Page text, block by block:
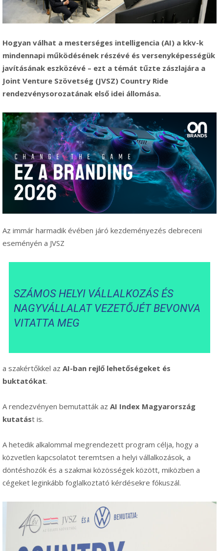
Hogyan válhat a mesterséges intelligencia (AI) a kkv-k
mindennapi működésének részévé és versenyképességük
javításának eszközévé – ezt a témát tűzte zászlajára a
Joint Venture Szövetség (JVSZ) Country Ride
rendezvénysorozatának első idei állomása.
Az immár harmadik évében járó kezdeményezés debreceni
eseményén a JVSZ
SZÁMOS HELYI VÁLLALKOZÁS ÉS
NAGYVÁLLALAT VEZETŐJÉT BEVONVA
VITATTA MEG
a szakértőkkel az AI-ban rejlő lehetőségeket és
buktatókat.
A rendezvényen bemutatták az AI Index Magyarország
kutatást is.
A hetedik alkalommal megrendezett program célja, hogy a
közvetlen kapcsolatot teremtsen a helyi vállalkozások, a
döntéshozók és a szakmai közösségek között, miközben a
cégeket leginkább foglalkoztató kérdésekre fókuszál.